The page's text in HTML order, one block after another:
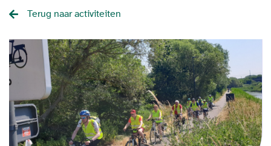
Terug naar activiteiten